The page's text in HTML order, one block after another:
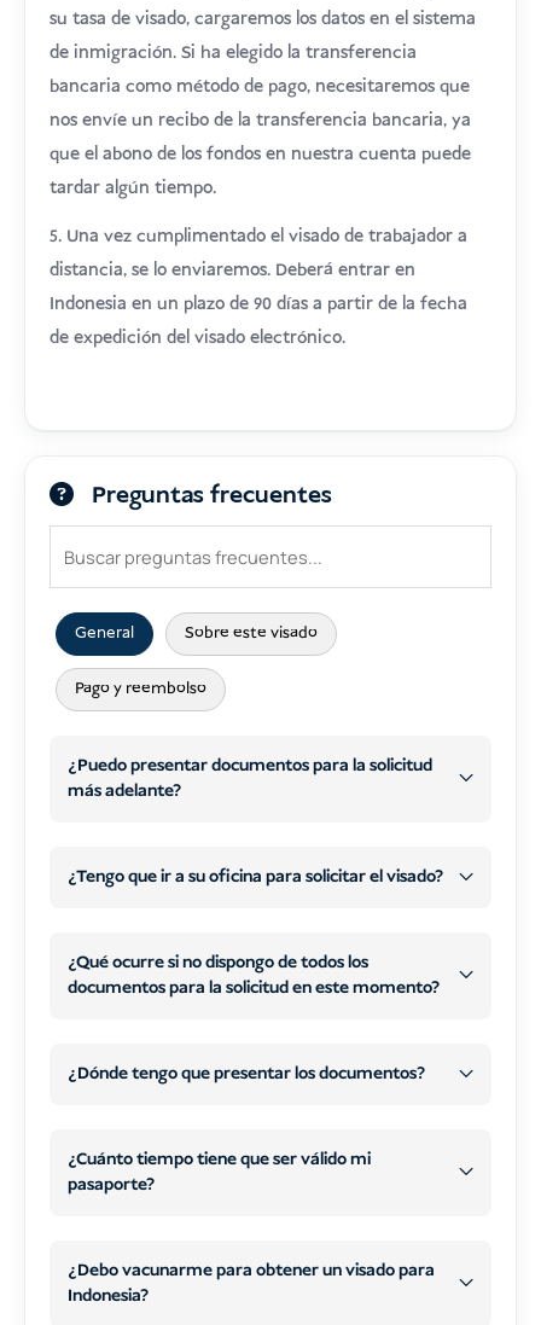
su tasa de visado, cargaremos los datos en el sistema
de inmigración. Si ha elegido la transferencia
bancaria como método de pago, necesitaremos que
nos envíe un recibo de la transferencia bancaria, ya
que el abono de los fondos en nuestra cuenta puede
tardar algún tiempo.
5. Una vez cumplimentado el visado de trabajador a
distancia, se lo enviaremos. Deberá entrar en
Indonesia en un plazo de 90 días a partir de la fecha
de expedición del visado electrónico.
Preguntas frecuentes
General Sobre este visado
Pago y reembolso
¿Puedo presentar documentos para la solicitud
más adelante?
WhatsApp
correo electrónico
tramitar y presentar su solicitud
¿Tengo que ir a su oficina para solicitar el visado?
en línea
formulario de
¿Qué ocurre si no dispongo de todos los
documentos para la solicitud en este momento?
más tarde
WhatsApp o correo
iniciar la
tramitación de su visado
Todos los documentos necesariosy
¿Dónde tengo que presentar los documentos?
Realice su pedido en nuestro sitio web y
¿Cuánto tiempo tiene que ser válido mi
pasaporte?
tipo de visado
tu situación
¿Debo vacunarme para obtener un visado para
Indonesia?